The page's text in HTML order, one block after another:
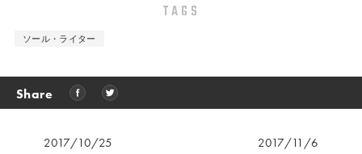
TAGS
ソール・ライター
Share
2017/10/25
2017/11/6